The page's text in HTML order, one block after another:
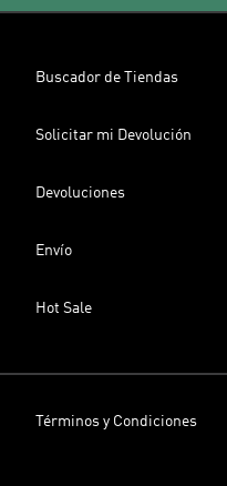
Buscador de Tiendas
Solicitar mi Devolución
Devoluciones
Envío
Hot Sale
Términos y Condiciones